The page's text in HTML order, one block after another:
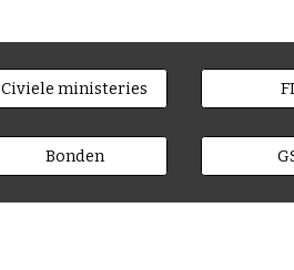
Civiele ministeries
Bonden